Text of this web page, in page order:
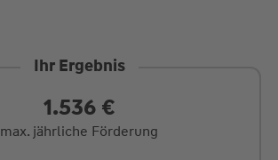
Ihr Ergebnis
1.536€
max. jährliche Förderung